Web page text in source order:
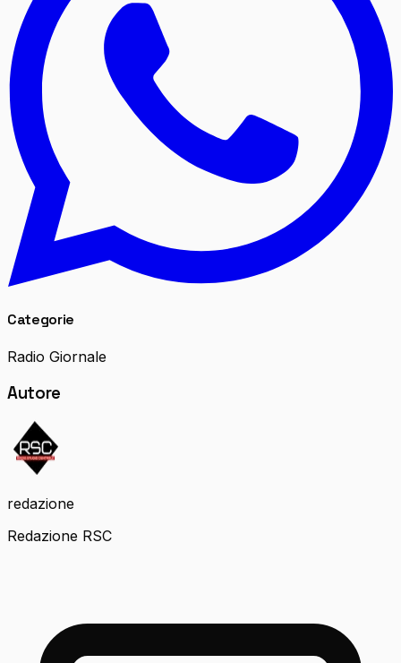
Categorie
Radio Giornale
Autore
redazione
Redazione RSC